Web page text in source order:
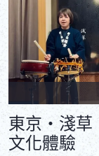
東京・淺
文化體驗